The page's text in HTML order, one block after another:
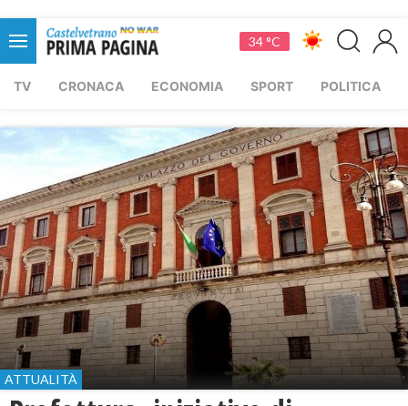
34 °C
TV CRONACA ECONOMIA SPORT POLITICA
ATTUALITÀ